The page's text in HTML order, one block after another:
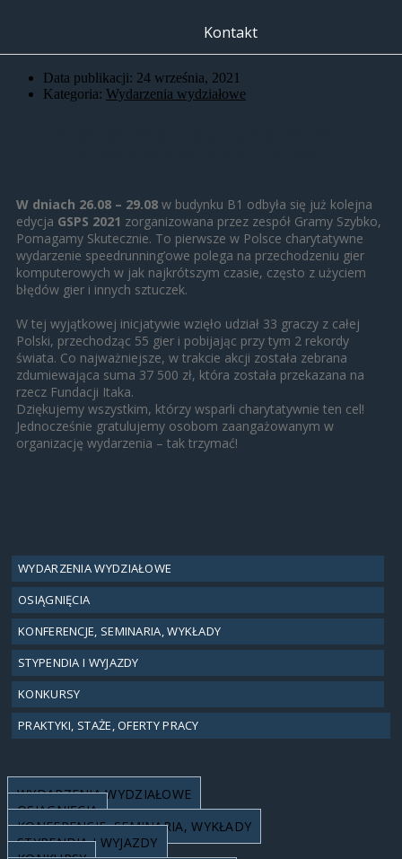
Kontakt
Data publikacji: 24 września, 2021
Kategoria: Wydarzenia wydziałowe
W dniach 26.08 – 29.08 w budynku B1 odbyła się już kolejna
edycja GSPS 2021 zorganizowana przez zespół Gramy Szybko,
Pomagamy Skutecznie. To pierwsze w Polsce charytatywne
wydarzenie speedrunning’owe polega na przechodzeniu gier
komputerowych w jak najkrótszym czasie, często z użyciem
błędów gier i innych sztuczek.
W tej wyjątkowej inicjatywie wzięło udział 33 graczy z całej
Polski, przechodząc 55 gier i pobijając przy tym 2 rekordy
świata. Co najważniejsze, w trakcie akcji została zebrana
zdumiewająca suma 37 500 zł, która została przekazana na
rzecz Fundacji Itaka.
Dziękujemy wszystkim, którzy wsparli charytatywnie ten cel!
Jednocześnie gratulujemy osobom zaangażowanym w
organizację wydarzenia – tak trzymać!
WYDARZENIA WYDZIAŁOWE
OSIĄGNIĘCIA
KONFERENCJE, SEMINARIA, WYKŁADY
STYPENDIA I WYJAZDY
KONKURSY
PRAKTYKI, STAŻE, OFERTY PRACY
WYDARZENIA WYDZIAŁOWE
OSIĄGNIĘCIA
KONFERENCJE, SEMINARIA, WYKŁADY
STYPENDIA I WYJAZDY